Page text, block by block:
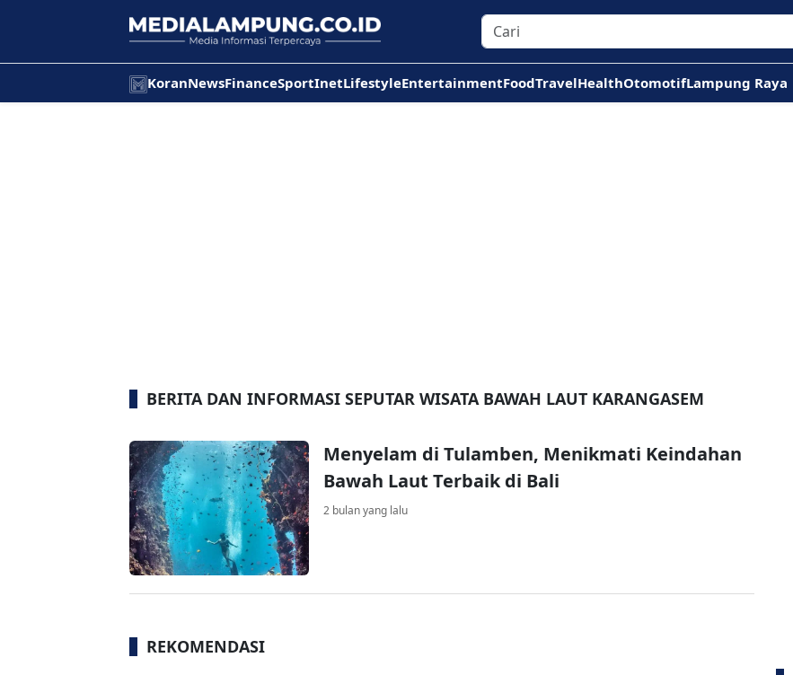
KoranNewsFinanceSportInetLifestyleEntertainmentFoodTravelHealthOtomotifLampung Raya
BERITA DAN INFORMASI SEPUTAR WISATA BAWAH LAUT KARANGASEM
Menyelam di Tulamben, Menikmati Keindahan
Bawah Laut Terbaik di Bali
2 bulan yang lalu
REKOMENDASI